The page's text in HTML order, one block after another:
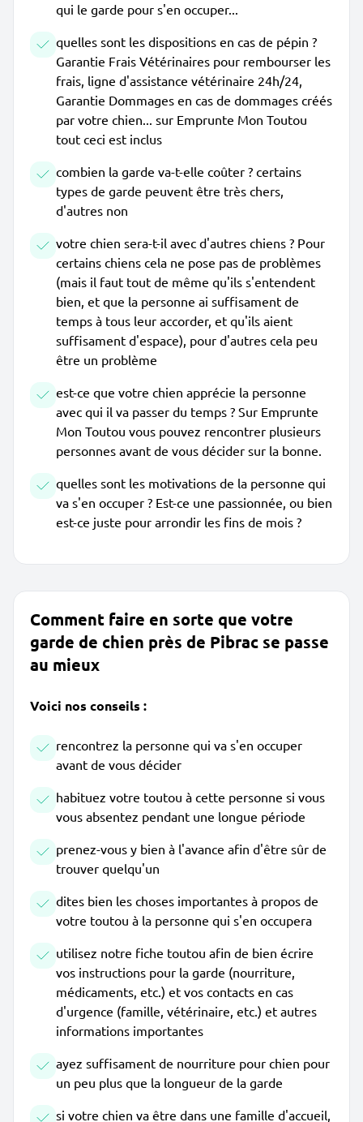
qui le garde pour s'en occuper...
quelles sont les dispositions en cas de pépin ?
Garantie Frais Vétérinaires pour rembourser les
frais, ligne d'assistance vétérinaire 24h/24,
Garantie Dommages en cas de dommages créés
par votre chien... sur Emprunte Mon Toutou
tout ceci est inclus
combien la garde va-t-elle coûter ? certains
types de garde peuvent être très chers,
d'autres non
votre chien sera-t-il avec d'autres chiens ? Pour
certains chiens cela ne pose pas de problèmes
(mais il faut tout de même qu'ils s'entendent
bien, et que la personne ai suffisament de
temps à tous leur accorder, et qu'ils aient
suffisament d'espace), pour d'autres cela peu
être un problème
est-ce que votre chien apprécie la personne
avec qui il va passer du temps ? Sur Emprunte
Mon Toutou vous pouvez rencontrer plusieurs
personnes avant de vous décider sur la bonne.
quelles sont les motivations de la personne qui
va s'en occuper ? Est-ce une passionnée, ou bien
est-ce juste pour arrondir les fins de mois ?
Comment faire en sorte que votre
garde de chien près de Pibrac se passe
au mieux
Voici nos conseils :
rencontrez la personne qui va s'en occuper
avant de vous décider
habituez votre toutou à cette personne si vous
vous absentez pendant une longue période
prenez-vous y bien à l'avance afin d'être sûr de
trouver quelqu'un
dites bien les choses importantes à propos de
votre toutou à la personne qui s'en occupera
utilisez notre fiche toutou afin de bien écrire
vos instructions pour la garde (nourriture,
médicaments, etc.) et vos contacts en cas
d'urgence (famille, vétérinaire, etc.) et autres
informations importantes
ayez suffisament de nourriture pour chien pour
un peu plus que la longueur de la garde
si votre chien va être dans une famille d'accueil,